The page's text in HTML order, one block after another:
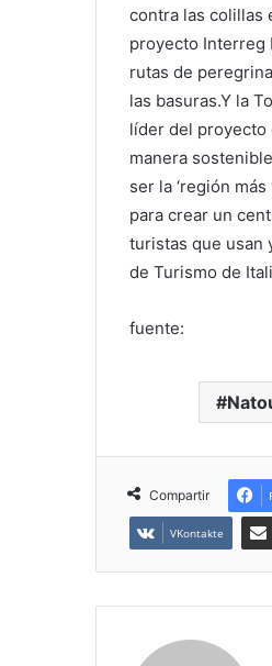
contra las colillas
proyecto Interreg
rutas de
las basuras.Y la
líder del proyecto
manera
ser la ‘región
para crear un
turistas que usan
de Turismo de
fuente:
Compartir
VKontakte